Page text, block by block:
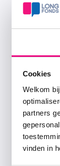
Cookies
Welkom
partners
vinden in